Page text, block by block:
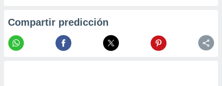
Compartir predicción